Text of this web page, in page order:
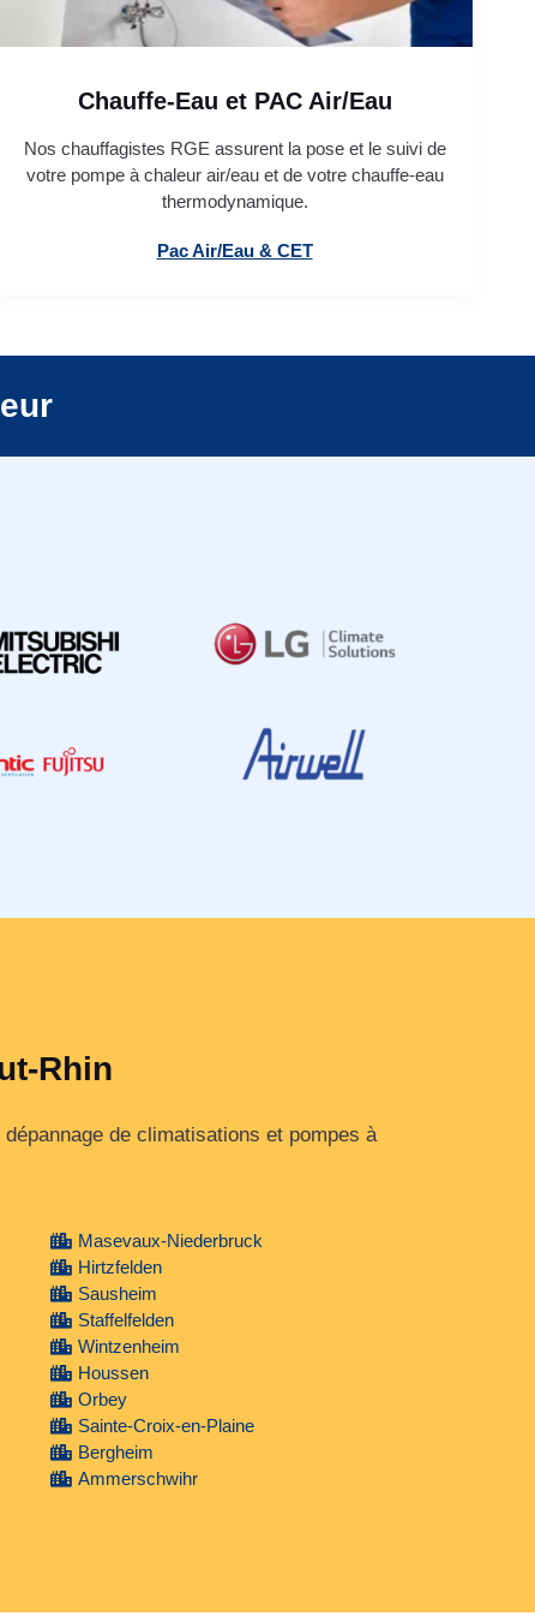
Chauffe-Eau et PAC Air/Eau
Nos chauffagistes RGE assurent la pose et le suivi de
votre pompe à chaleur air/eau et de votre chauffe-eau
thermodynamique.
Pac Air/Eau & CET
Rhin
de climatisations et pompes à
Masevaux-Niederbruck
Hirtzfelden
Sausheim
Staffelfelden
Wintzenheim
Houssen
Orbey
Sainte-Croix-en-Plaine
Bergheim
Ammerschwihr